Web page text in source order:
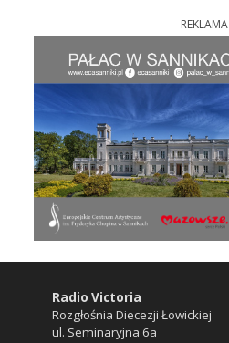
REKLAMA
Radio Victoria
Rozgłośnia Diecezji Łowickiej
ul. Seminaryjna 6a